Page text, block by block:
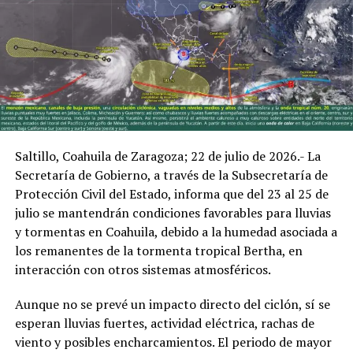
UP NEXT
PREVÉN LLUVIAS FUERTES Y VIENTOS INTENSOS EN
COAHUILA
DON'T MISS
PERSISTEN TORMENTAS EN LA REGIÓN DE COAHUILA;
PROTECCIÓN CIVIL EXHORTA A EXTREMAR PRECAUCIONES
* Región Norte: Acuña, especialmente la Serranía del
Burro, Santa Eulalia y las áreas cercanas a la Presa La
Amistad, donde se prevén lluvias de moderadas a
fuertes, actividad eléctrica, rachas de viento de 40 a 60
kilómetros por hora y posible caída puntual de granizo.
* Regiones Carbonífera y Centro-Desierto: Se mantiene
una baja probabilidad de lluvia; sin embargo, podrían
presentarse chubascos ligeros y aislados,
principalmente en zonas cercanas a Monclova y
Saltillo, Coahuila de Zaragoza; 22 de julio de 2026.- La
Secretaría de Gobierno, a través de la Subsecretaría de
Protección Civil del Estado, informa que del 23 al 25 de
julio se mantendrán condiciones favorables para lluvias
y tormentas en Coahuila, debido a la humedad asociada a
los remanentes de la tormenta tropical Bertha, en
interacción con otros sistemas atmosféricos.
Aunque no se prevé un impacto directo del ciclón, sí se
esperan lluvias fuertes, actividad eléctrica, rachas de
viento y posibles encharcamientos. El periodo de mayor